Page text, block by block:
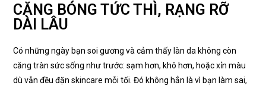
CĂNG BÓNG TỨC THÌ, RẠNG RỠ
DÀI LÂU
Có những ngày bạn soi gương và cảm thấy làn da không còn
căng tràn sức sống như trước: sạm hơn, khô hơn, hoặc xỉn màu
dù vẫn đều đặn skincare mỗi tối. Đó không hẳn là vì bạn làm sai,